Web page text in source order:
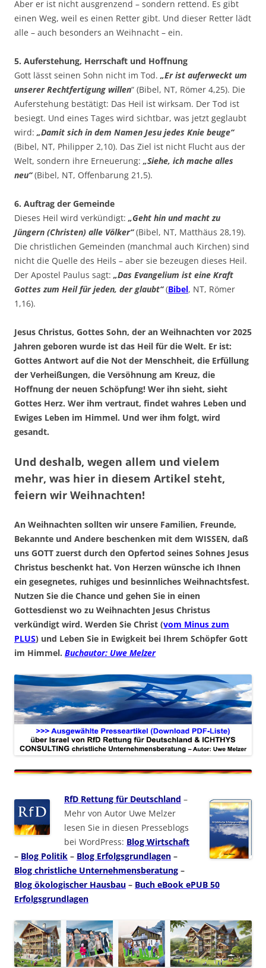
Aber er ist nicht ausgrenzend – sondern rettend. Es gibt
einen Weg, weil es einen Retter gibt. Und dieser Retter lädt
alle – auch besonders an Weihnacht – ein.
5. Auferstehung, Herrschaft und Hoffnung
Gott lässt seinen Sohn nicht im Tod. „Er ist auferweckt um
unserer Rechtfertigung willen“ (Bibel, NT, Römer 4,25). Die
Auferstehung bestätigt: Das Heil ist wirksam. Der Tod ist
besiegt. Und eines Tages wird sichtbar, was jetzt geglaubt
wird: „Damit sich in dem Namen Jesu jedes Knie beuge“
(Bibel, NT, Philipper 2,10). Das Ziel ist nicht Flucht aus der
Welt, sondern ihre Erneuerung: „Siehe, ich mache alles
neu“(Bibel, NT, Offenbarung 21,5).
6. Auftrag der Gemeinde
Dieses Heil wird verkündigt: „Geht hin und macht zu
Jüngern (Christen) alle Völker“(Bibel, NT, Matthäus 28,19).
Die christlichen Gemeinden (manchmal auch Kirchen) sind
nicht die Quelle des Heils – aber sie bezeugen dieses Heil.
Der Apostel Paulus sagt: „Das Evangelium ist eine Kraft
Gottes zum Heil für jeden, der glaubt“(Bibel, NT, Römer
1,16).
Jesus Christus, Gottes Sohn, der an Weihnachten vor 2025
Jahren geboren wurde ist das Heil für die Welt. Er ist:
Gottes Antwort auf die Not der Menschheit, die Erfüllung
der Verheißungen, die Versöhnung am Kreuz, die
Hoffnung der neuen Schöpfung! Wer ihn sieht, sieht
Gottes Herz. Wer ihm vertraut, findet wahres Leben und
Ewiges Leben im Himmel. Und wer ihm folgt, wird
gesandt.
Und deshalb, wegen allem und vielem
mehr, was hier in diesem Artikel steht,
feiern wir Weihnachten!
An Weihnachten sollten wir unsere Familien, Freunde,
Bekannte und Andere beschenken mit dem WISSEN, daß
uns GOTT zuerst durch den Opfertod seines Sohnes Jesus
Christus beschenkt hat. Von Herzen wünsche ich Ihnen
ein gesegnetes, ruhiges und besinnliches Weihnachtsfest.
Nutzen Sie die Chance und gehen Sie in einen
Gottesdienst wo zu Weihnachten Jesus Christus
verkündigt wird. Werden Sie Christ (vom Minus zum
PLUS) und Leben Sie in Ewigkeit bei Ihrem Schöpfer Gott
im Himmel. Buchautor: Uwe Melzer
RfD Rettung für Deutschland –
Mehr von Autor Uwe Melzer
lesen Sie in diesen Presseblogs
bei WordPress: Blog Wirtschaft
– Blog Politik – Blog Erfolgsgrundlagen –
Blog christliche Unternehmensberatung –
Blog ökologischer Hausbau – Buch eBook ePUB 50
Erfolgsgrundlagen